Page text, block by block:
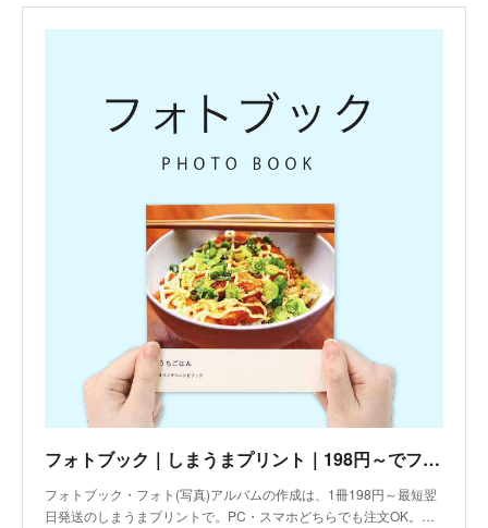
フォトブック｜しまうまプリント｜198円～でフォト(写真)アルバムを作成
フォトブック・フォト(写真)アルバムの作成は、1冊198円～最短翌
日発送のしまうまプリントで。PC・スマホどちらでも注文OK。…